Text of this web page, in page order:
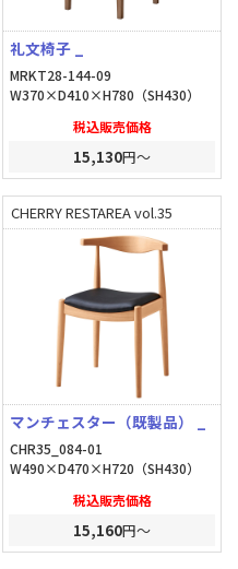
礼文椅子 _
MRKT28-144-09
W370×D410×H780（SH430）
税込販売価格
15,130円～
CHERRY RESTAREA vol.35
マンチェスター（既製品） _
CHR35_084-01
W490×D470×H720（SH430）
税込販売価格
15,160円～